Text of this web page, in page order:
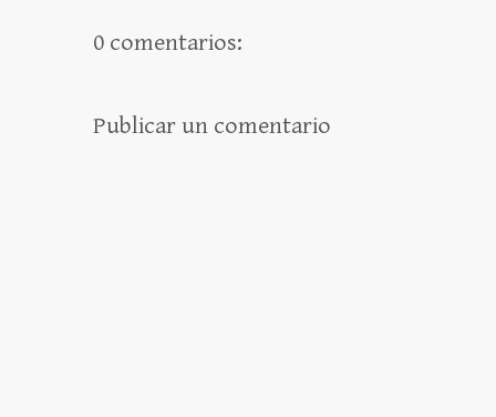
0 comentarios:
Publicar un comentario